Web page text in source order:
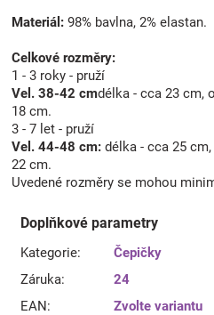
Materiál: 98% bavlna, 2% elastan.
Celkové rozměry:
1 - 3 roky - pruží
Vel. 38-42 cmdélka - cca 23 cm,
18 cm.
3 - 7 let - pruží
Vel. 44-48 cm: délka - cca 25
22 cm.
Uvedené rozměry se mohou
Doplňkové parametry
Kategorie:
Čepičky
Záruka:
24
EAN:
Zvolte variantu